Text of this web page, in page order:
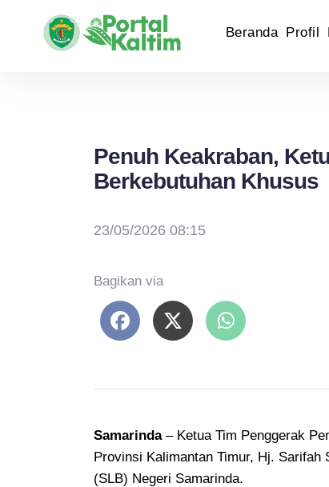
Beranda Profil
Penuh Keakraban,
Berkebutuhan Khusus
23/05/2026 08:15
Bagikan via
Samarinda– Ketua Tim Penggerak
Provinsi Kalimantan Timur, Hj. Sarifah
(SLB) Negeri Samarinda.